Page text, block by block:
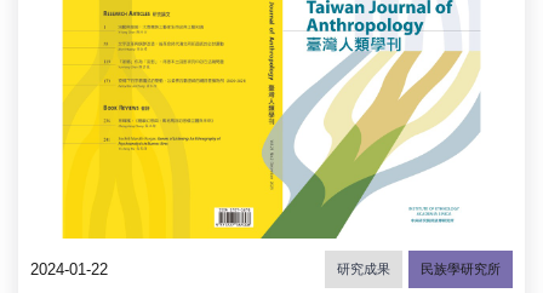
2024-01-22 研究成果 民族學研究所